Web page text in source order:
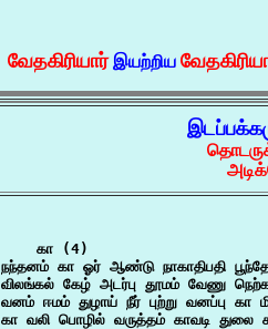
வேதகிரியார் இயற்றிய
    கா (4)
நந்தனம் கா ஓர் ஆண்டு நாகாதிபதி
விலங்கல் கேழ் அடர்பு தூமம் வேணு
வனம் ஈமம் துழாய் நீர் புற்று வனப்பு கா
கா வலி பொழில் வருத்தம் காவடி துலை